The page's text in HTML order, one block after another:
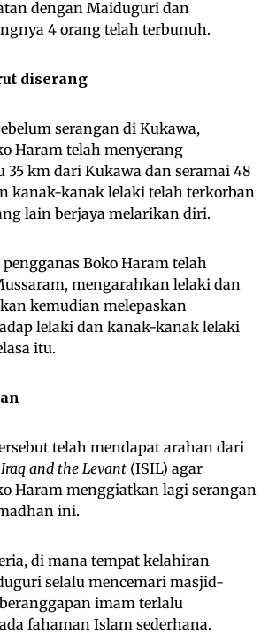
dengan Maiduguri dan
4 orang telah terbunuh.
diserang
serangan di Kukawa,
Haram telah menyerang
35 km dari Kukawa dan seramai 48
kanak-kanak lelaki telah terkorban
lain berjaya melarikan diri.
Boko Haram telah
mengarahkan lelaki dan
kemudian melepaskan
lelaki dan kanak-kanak lelaki
itu.
telah mendapat arahan dari
and the Levant (ISIL) agar
Haram menggiatkan lagi serangan
ini.
di mana tempat kelahiran
selalu mencemari masjid-
imam terlalu
fahaman Islam sederhana.